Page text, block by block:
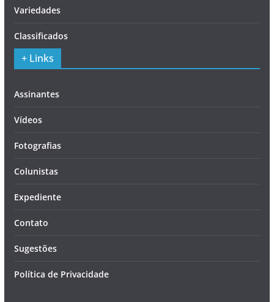
Variedades
Classificados
+ Links
Assinantes
Vídeos
Fotografias
Colunistas
Expediente
Contato
Sugestões
Política de Privacidade